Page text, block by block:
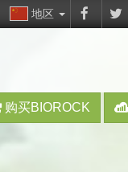
地区
购买BIOROCK